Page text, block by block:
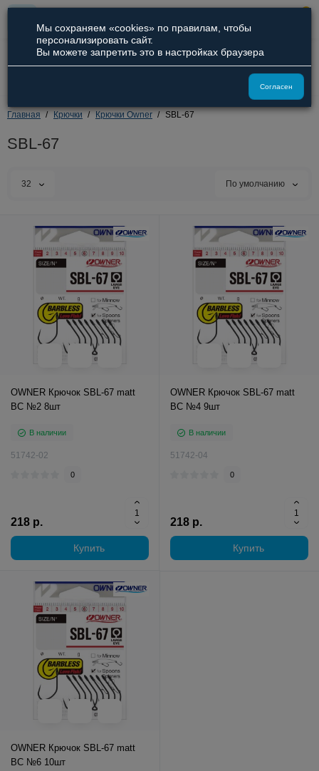
8 (800) 551-09-94
8 (929) 836-66-51
Главная Крючки Крючки Owner SBL-67
SBL-67
32 По умолчанию
OWNER Крючок SBL-67 matt
BC №2 8шт
В наличии
51742-02
0
218 р.
Купить
OWNER Крючок SBL-67 matt
BC №4 9шт
В наличии
51742-04
0
218 р.
Купить
OWNER Крючок SBL-67 matt
BC №6 10шт
Мы сохраняем «cookies» по правилам, чтобы
персонализировать сайт.
Вы можете запретить это в настройках браузера
Согласен